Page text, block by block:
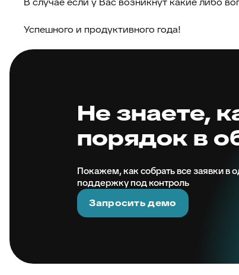
Успешного и продуктивного года!
Не знаете,
порядок в
Покажем, как собрать все заявки в
поддержку под контроль
Запросить демо